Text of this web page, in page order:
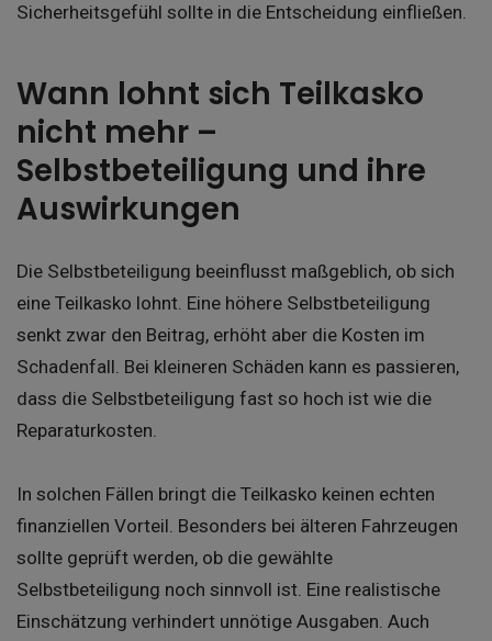
Sicherheitsgefühl sollte in die Entscheidung einfließen.
Wann lohnt sich Teilkasko
nicht mehr –
Selbstbeteiligung und ihre
Auswirkungen
Die Selbstbeteiligung beeinflusst maßgeblich, ob sich
eine Teilkasko lohnt. Eine höhere Selbstbeteiligung
senkt zwar den Beitrag, erhöht aber die Kosten im
Schadenfall. Bei kleineren Schäden kann es passieren,
dass die Selbstbeteiligung fast so hoch ist wie die
Reparaturkosten.
In solchen Fällen bringt die Teilkasko keinen echten
finanziellen Vorteil. Besonders bei älteren Fahrzeugen
sollte geprüft werden, ob die gewählte
Selbstbeteiligung noch sinnvoll ist. Eine realistische
Einschätzung verhindert unnötige Ausgaben. Auch